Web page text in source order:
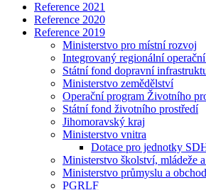
Reference 2021
Reference 2020
Reference 2019
Ministerstvo pro místní rozvoj
Integrovaný regionální
Státní fond dopravní
Ministerstvo zemědělství
Operační program Životního
Státní fond životního prostředí
Jihomoravský kraj
Ministerstvo vnitra
Dotace pro jednotky
Ministerstvo školství, mládeže
Ministerstvo průmyslu a
PGRLF